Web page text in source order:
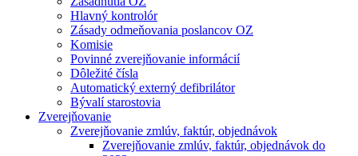
Hlavný kontrolór
Zásady odmeňovania poslancov OZ
Komisie
Povinné zverejňovanie informácií
Dôležité čísla
Automatický externý defibrilátor
Bývalí starostovia
Zverejňovanie
Zverejňovanie zmlúv, faktúr, objednávok
Zverejňovanie zmlúv, faktúr, objednávok do